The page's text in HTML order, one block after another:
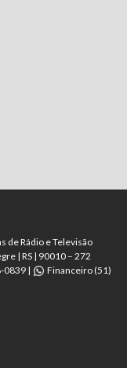
de Rádio e Televisão
| RS | 90010 – 272
0839 |
Financeiro (51)